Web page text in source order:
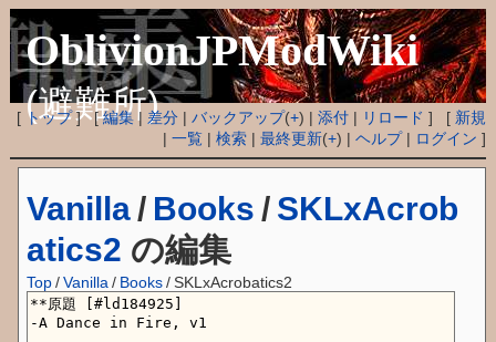
OblivionJPModWiki
(避難所)
[ トップ] [編集| 差分 |バックアップ(+) |添付 | リロード ] [ 新規
|一覧 |検索 |最終更新(+) |ヘルプ| ログイン ]
Vanilla / Books / SKLxAcrob
atics2 の編集
Top /Vanilla / Books/ SKLxAcrobatics2